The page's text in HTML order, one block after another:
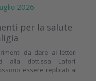
2026
per la salute
da dare ai lettori
alla dott.ssa Laforì.
essere replicati ai